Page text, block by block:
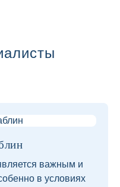
важным и
в условиях